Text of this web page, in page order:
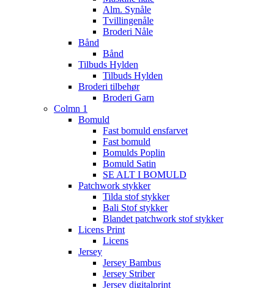
Alm. Synåle
Tvillingenåle
Broderi Nåle
Bånd
Bånd
Tilbuds Hylden
Tilbuds Hylden
Broderi tilbehør
Broderi Garn
Colmn 1
Bomuld
Fast bomuld ensfarvet
Fast bomuld
Bomulds Poplin
Bomuld Satin
SE ALT I BOMULD
Patchwork stykker
Tilda stof stykker
Bali Stof stykker
Blandet patchwork stof stykker
Licens Print
Licens
Jersey
Jersey Bambus
Jersey Striber
Jersey digitalprint